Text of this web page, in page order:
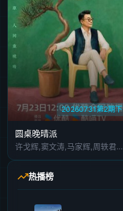
20260731第2期下
圆桌晚晴派
许戈辉,窦文涛,马家辉,周轶君,胡泳,景军
热播榜